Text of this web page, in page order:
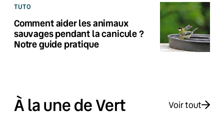
TUTO
Comment aider les animaux
sauvages pendant la canicule ?
Notre guide pratique
À la une de Vert Voir tout